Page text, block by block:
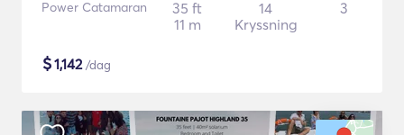
Power Catamaran
35 ft
11 m
14
Kryssning
3
$1,142/dag